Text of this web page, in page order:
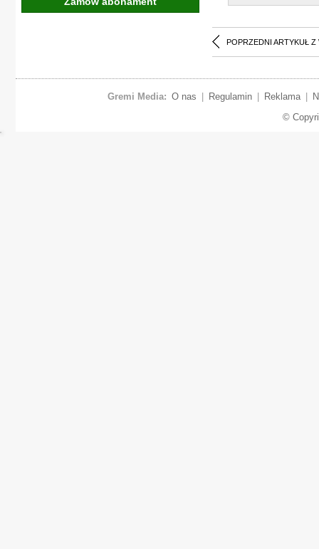
POPRZEDNI ARTYKUŁ Z
Gremi Media: O nas Regulamin Reklama
©